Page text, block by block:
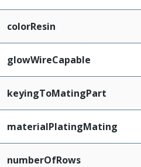
colorResin
glowWireCapable
keyingToMatingPart
materialPlatingMating
numberOfRows